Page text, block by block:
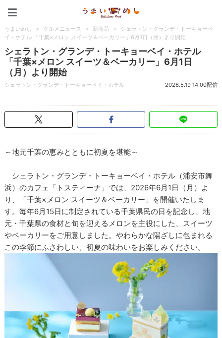
うまいめし > グルメニュース > 新商品 >
シェラトン・グランデ・トーキョーベ
イ・ホテル 「千葉×メロン スイーツ＆ベーカリー」6月1日（月）より開始
シェラトン・グランデ・トーキョーベイ・ホテル
「千葉×メロン スイーツ＆ベーカリー」6月1日
（月）より開始
シェラトン・グランデ・トーキョーベイ・ホテル 2026.5.19 14:00配信
～地元千葉の恵みとともに初夏を堪能～
シェラトン・グランデ・トーキョーベイ・ホテル（浦安市舞
浜）のカフェ「トスティーナ」では、2026年6月1日（月）よ
り、「千葉×メロン スイーツ＆ベーカリー」を開催いたしま
す。毎年6月15日に制定されている千葉県民の日を記念し、地
元・千葉県の食材と旬を迎えるメロンを主役にした、スイーツ
やベーカリーをご用意しました。やわらかな陽ざしに包まれる
この季節にふさわしい、初夏の味わいをお楽しみください。